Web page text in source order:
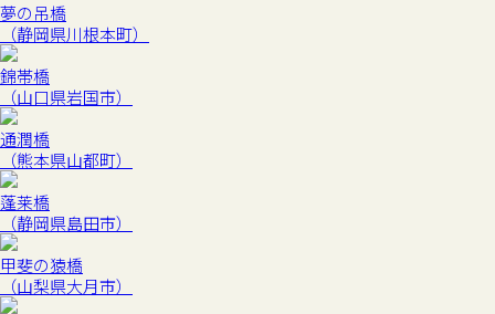
夢の吊橋
（静岡県川根本町）
錦帯橋
（山口県岩国市）
通潤橋
（熊本県山都町）
蓬莱橋
（静岡県島田市）
甲斐の猿橋
（山梨県大月市）